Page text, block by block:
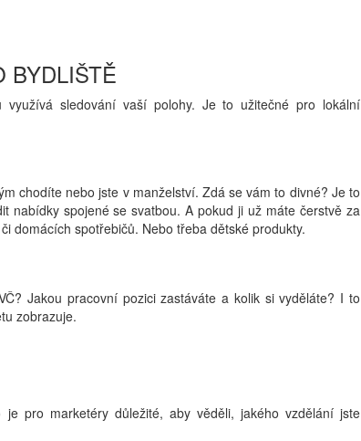
BYDLIŠTĚ
využívá sledování vaší polohy. Je to užitečné pro lokální
chodíte nebo jste v manželství. Zdá se vám to divné? Je to
nabídky spojené se svatbou. A pokud ji už máte čerstvě za
domácích spotřebičů. Nebo třeba dětské produkty.
Jakou pracovní pozici zastáváte a kolik si vyděláte? I to
zobrazuje.
pro marketéry důležité, aby věděli, jakého vzdělání jste